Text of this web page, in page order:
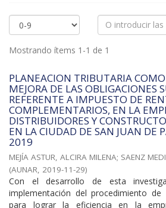
Mostrando ítems 1-1 de 1
PLANEACION TRIBUTARIA
MEJORA DE LAS OBLIGACIONES
REFERENTE A IMPUESTO DE
COMPLEMENTARIOS, EN LA
DISTRIBUIDORES Y
EN LA CIUDAD DE SAN JUAN DE
2019
MEJÍA ASTUR, ALCIRA MILENA; SAENZ
(AUNAR, 2019-11-29)
Con el desarrollo de esta
implementación del procedimiento de
para lograr la eficiencia en la